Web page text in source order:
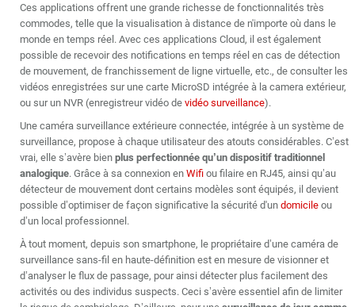
Ces applications offrent une grande richesse de fonctionnalités très
commodes, telle que la visualisation à distance de n'importe où dans le
monde en temps réel. Avec ces applications Cloud, il est également
possible de recevoir des notifications en temps réel en cas de détection
de mouvement, de franchissement de ligne virtuelle, etc., de consulter les
vidéos enregistrées sur une carte MicroSD intégrée à la camera extérieur,
ou sur un NVR (enregistreur vidéo de vidéo surveillance).
Une caméra surveillance extérieure connectée, intégrée à un système de
surveillance, propose à chaque utilisateur des atouts considérables. C’est
vrai, elle s’avère bien plus perfectionnée qu’un dispositif traditionnel
analogique. Grâce à sa connexion en Wifi ou filaire en RJ45, ainsi qu’au
détecteur de mouvement dont certains modèles sont équipés, il devient
possible d’optimiser de façon significative la sécurité d'un domicile ou
d’un local professionnel.
À tout moment, depuis son smartphone, le propriétaire d’une caméra de
surveillance sans-fil en haute-définition est en mesure de visionner et
d’analyser le flux de passage, pour ainsi détecter plus facilement des
activités ou des individus suspects. Ceci s’avère essentiel afin de limiter